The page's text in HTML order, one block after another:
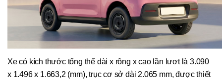
Xe có kích thước tổng thể dài x rộng x cao lần lượt là 3.090
x 1.496 x 1.663,2 (mm), trục cơ sở dài 2.065 mm, được thiết